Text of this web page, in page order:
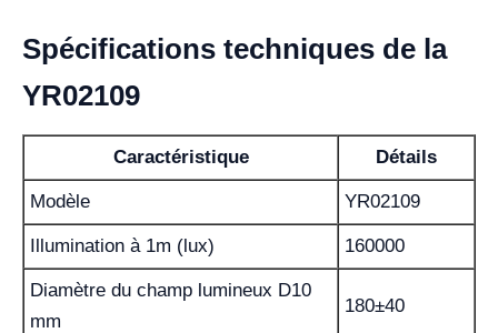
Spécifications techniques de la
YR02109
Caractéristique Détails
Modèle YR02109
Illumination à 1m (lux) 160000
Diamètre du champ lumineux D10
mm
180±40